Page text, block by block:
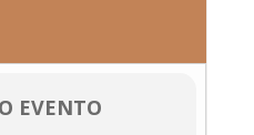
EVENTO